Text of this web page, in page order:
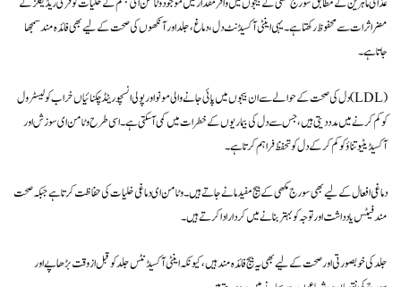
مضر اثرات سے محفوظ رکھتا ہے۔ یہی اینٹی آکسیڈنٹ دل، دماغ، جلد اور آنکھوں کی صحت کے لیے بھی فائدہ مند سمجھا
جاتا ہے۔
دل کی صحت کے حوالے سے ان بیجوں میں پائی جانے والی مونو اور پولی انسچوریٹڈ چکنائیاں خراب کولیسٹرول (LDL)
کو کم کرنے میں مدد دیتی ہیں، جس سے دل کی بیماریوں کے خطرات میں کمی آ سکتی ہے۔ اسی طرح وٹامن ای سوزش اور
آکسیڈیٹیو تناؤ کو کم کر کے دل کو تحفظ فراہم کرتا ہے۔
دماغی افعال کے لیے بھی سورج مکھی کے بیج مفید مانے جاتے ہیں۔ وٹامن ای دماغی خلیات کی حفاظت کرتا ہے جبکہ صحت
مند فیٹس یادداشت اور توجہ کو بہتر بنانے میں کردار ادا کرتے ہیں۔
جلد کی خوبصورتی اور صحت کے لیے بھی یہ بیج فائدہ مند ہیں، کیونکہ اینٹی آکسیڈنٹس جلد کو قبل از وقت بڑھاپے اور